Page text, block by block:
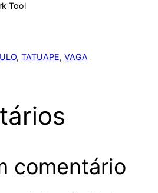
Tool
, TATUAPE, VAGA
comentário